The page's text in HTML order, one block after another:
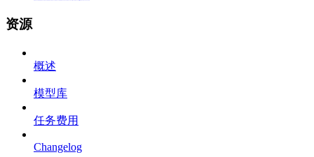
资源
概述
模型库
任务费用
Changelog